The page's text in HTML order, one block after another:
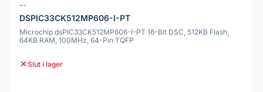
--
DSPIC33CK512MP606-I-PT
Microchip dsPIC33CK512MP606-I-PT 16-Bit DSC, 512KB Flash,
64KB RAM, 100MHz, 64-Pin TQFP
Slut i lager